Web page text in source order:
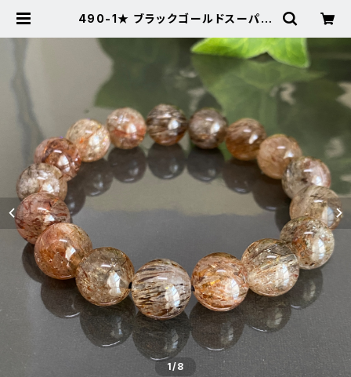
490-1★ ブラックゴールドスーパー
ーンブレスレット新品 | Noah's St
one ～パワーストーン・天然石SHO
P～
1/8